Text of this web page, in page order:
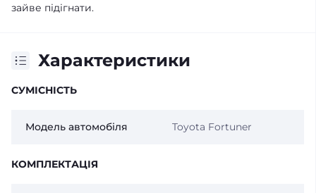
зайве підігнати.
Характеристики
СУМІСНІСТЬ
Модель автомобіля Toyota Fortuner
КОМПЛЕКТАЦІЯ